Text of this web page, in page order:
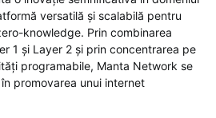
versatilă și scalabilă pentru
knowledge. Prin combinarea
1 și Layer 2 și prin concentrarea pe
programabile, Manta Network se
promovarea unui internet